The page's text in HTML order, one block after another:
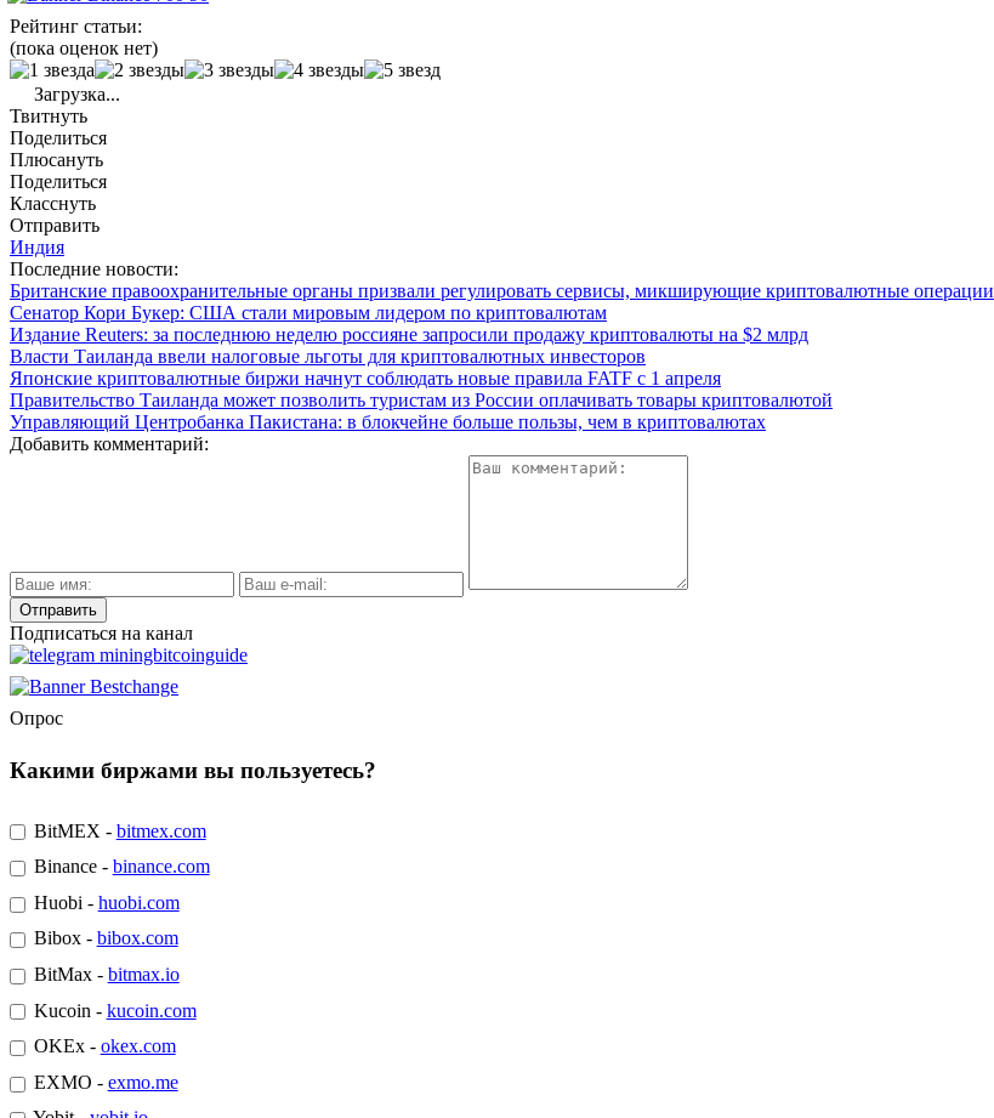
Рейтинг статьи:
(пока оценок нет)
Загрузка...
Твитнуть
Поделиться
Плюсануть
Поделиться
Класснуть
Отправить
Индия
Последние новости:
Британские правоохранительные органы призвали регулировать сервисы, микширующие криптовалютные операции
Сенатор Кори Букер: США стали мировым лидером по криптовалютам
Издание Reuters: за последнюю неделю россияне запросили продажу криптовалюты на $2 млрд
Власти Таиланда ввели налоговые льготы для криптовалютных инвесторов
Японские криптовалютные биржи начнут соблюдать новые правила FATF с 1 апреля
Правительство Таиланда может позволить туристам из России оплачивать товары криптовалютой
Управляющий Центробанка Пакистана: в блокчейне больше пользы, чем в криптовалютах
Добавить комментарий:
Подписаться на канал
Опрос
Какими биржами вы пользуетесь?
BitMEX - bitmex.com
Binance - binance.com
Huobi - huobi.com
Bibox - bibox.com
BitMax - bitmax.io
Kucoin - kucoin.com
OKEx - okex.com
EXMO - exmo.me